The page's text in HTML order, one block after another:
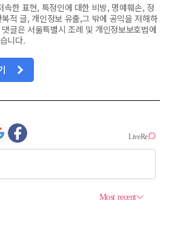
한 표현, 특정인에 대한 비방, 명예훼손, 정
적 글, 개인정보 유출,그 밖에 공익을 저해하
글은 서울특별시 조례 및 개인정보보호법에
니다.